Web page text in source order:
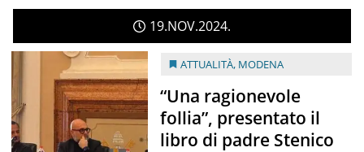
19 NOV2024
ATTUALITÀ, MODENA
“Una ragionevole
follia”, presentato il
libro di padre Stenico